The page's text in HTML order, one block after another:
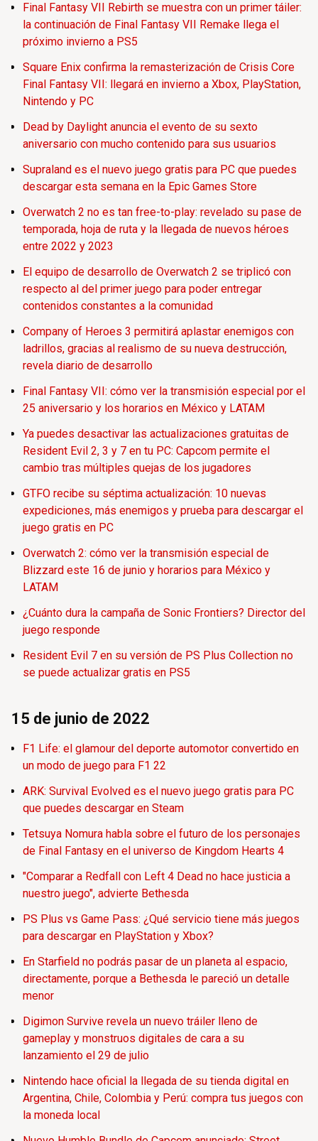
Final Fantasy VII Rebirth se muestra con un primer táiler:
la continuación de Final Fantasy VII Remake llega el
próximo invierno a PS5
Square Enix confirma la remasterización de Crisis Core
Final Fantasy VII: llegará en invierno a Xbox, PlayStation,
Nintendo y PC
Dead by Daylight anuncia el evento de su sexto
aniversario con mucho contenido para sus usuarios
Supraland es el nuevo juego gratis para PC que puedes
descargar esta semana en la Epic Games Store
Overwatch 2 no es tan free-to-play: revelado su pase de
temporada, hoja de ruta y la llegada de nuevos héroes
entre 2022 y 2023
El equipo de desarrollo de Overwatch 2 se triplicó con
respecto al del primer juego para poder entregar
contenidos constantes a la comunidad
Company of Heroes 3 permitirá aplastar enemigos con
ladrillos, gracias al realismo de su nueva destrucción,
revela diario de desarrollo
Final Fantasy VII: cómo ver la transmisión especial por el
25 aniversario y los horarios en México y LATAM
Ya puedes desactivar las actualizaciones gratuitas de
Resident Evil 2, 3 y 7 en tu PC: Capcom permite el
cambio tras múltiples quejas de los jugadores
GTFO recibe su séptima actualización: 10 nuevas
expediciones, más enemigos y prueba para descargar el
juego gratis en PC
Overwatch 2: cómo ver la transmisión especial de
Blizzard este 16 de junio y horarios para México y
LATAM
¿Cuánto dura la campaña de Sonic Frontiers? Director del
juego responde
Resident Evil 7 en su versión de PS Plus Collection no
se puede actualizar gratis en PS5
15 de junio de 2022
F1 Life: el glamour del deporte automotor convertido en
un modo de juego para F1 22
ARK: Survival Evolved es el nuevo juego gratis para PC
que puedes descargar en Steam
Tetsuya Nomura habla sobre el futuro de los personajes
de Final Fantasy en el universo de Kingdom Hearts 4
"Comparar a Redfall con Left 4 Dead no hace justicia a
nuestro juego", advierte Bethesda
PS Plus vs Game Pass: ¿Qué servicio tiene más juegos
para descargar en PlayStation y Xbox?
En Starfield no podrás pasar de un planeta al espacio,
directamente, porque a Bethesda le pareció un detalle
menor
Digimon Survive revela un nuevo tráiler lleno de
gameplay y monstruos digitales de cara a su
lanzamiento el 29 de julio
Nintendo hace oficial la llegada de su tienda digital en
Argentina, Chile, Colombia y Perú: compra tus juegos con
la moneda local